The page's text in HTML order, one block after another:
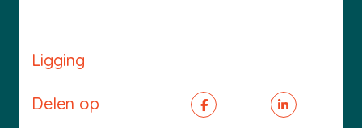
Ligging
Delen op